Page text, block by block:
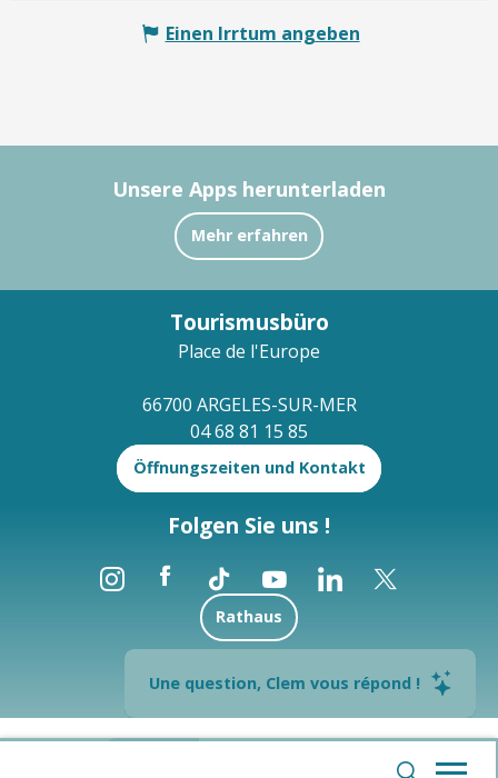
Einen Irrtum angeben
Une question, Clem vous répond !
Unsere Apps herunterladen
Mehr erfahren
Tourismusbüro
Place de l'Europe
66700 ARGELES-SUR-MER
04 68 81 15 85
Öffnungszeiten und Kontakt
Folgen Sie uns !
Rathaus
Brochures